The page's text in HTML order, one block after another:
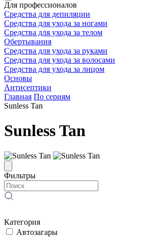
Для профессионалов
Средства для депиляции
Средства для ухода за ногами
Средства для ухода за телом
Обертывания
Средства для ухода за руками
Средства для ухода за волосами
Средства для ухода за лицом
Основы
Антисептики
Главная По сериям
Sunless Tan
Sunless Tan
Фильтры
Категория
Автозагары